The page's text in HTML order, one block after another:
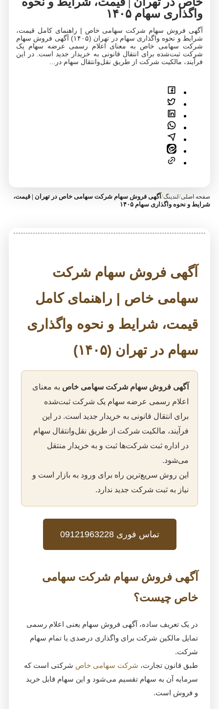
واگذاری سهام ۱۴۰۵
آگهی فروش سهام شرکت سهامی خاص | راهنمای کامل قیمت،
شرایط و نحوه واگذاری سهام در تهران (۱۴۰۵) آگهی فروش سهام
شرکت سهامی خاص به معنای اعلام رسمی عرضه سهام یک
شرکت ثبت‌شده برای انتقال قانونی به خریدار جدید است. در این
فرآیند، مالکیت شرکت از طریق نقل‌وانتقال سهام در...
صفحه اصلی/لندینگ/آگهی فروش سهام شرکت سهامی خاص در تهران | قیمت،
شرایط و نحوه واگذاری سهام ۱۴۰۵
آگهی فروش سهام شرکت
سهامی خاص | راهنمای کامل
قیمت، شرایط و نحوه واگذاری
سهام در تهران (۱۴۰۵)
آگهی فروش سهام شرکت سهامی خاص به معنای
اعلام رسمی عرضه سهام یک شرکت ثبت‌شده
برای انتقال قانونی به خریدار جدید است. در این
فرآیند، مالکیت شرکت از طریق نقل‌وانتقال سهام
در اداره ثبت شرکت‌ها ثبت و به خریدار منتقل
می‌شود.
این روش سریع‌ترین راه برای ورود به بازار است و
نیاز به ثبت شرکت جدید ندارد.
تماس فوری 09121963228
آگهی فروش سهام شرکت سهامی
خاص چیست؟
در یک تعریف ساده، آگهی فروش سهام یعنی اعلام رسمی
تمایل مالکین شرکت برای واگذاری درصدی یا تمام سهام
شرکت.
طبق قانون تجارت، شرکت سهامی خاص شرکتی است که
سرمایه آن به سهام تقسیم می‌شود و این سهام قابل خرید
و فروش است.